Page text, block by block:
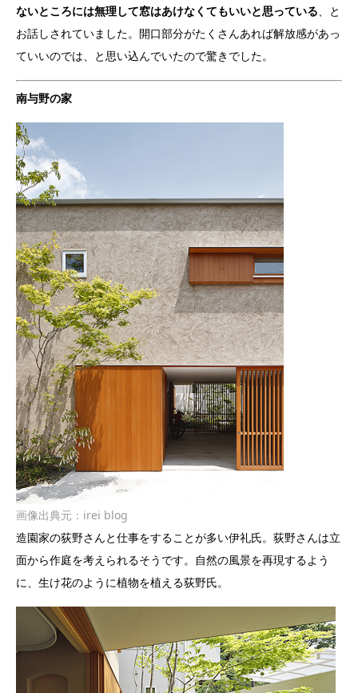
ないところには無理して窓はあけなくてもいいと思っている、と
お話しされていました。開口部分がたくさんあれば解放感があっ
ていいのでは、と思い込んでいたので驚きでした。
南与野の家
画像出典元： irei blog
造園家の荻野さんと仕事をすることが多い伊礼氏。荻野さんは立
面から作庭を考えられるそうです。自然の風景を再現するよう
に、生け花のように植物を植える荻野氏。